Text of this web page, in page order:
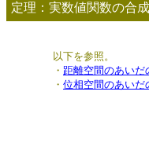
定理：実数値関数の合
以下を参照。
・ 距離空間のあいだ
・ 位相空間のあいだ